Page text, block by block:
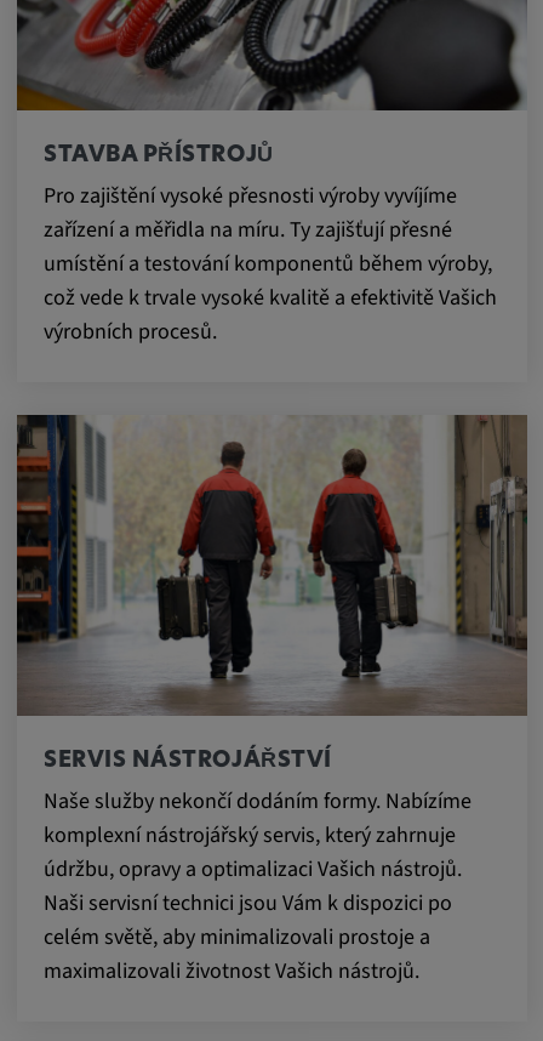
STAVBA PŘÍSTROJŮ
Pro zajištění vysoké přesnosti výroby vyvíjíme
zařízení a měřidla na míru. Ty zajišťují přesné
umístění a testování komponentů během výroby,
což vede k trvale vysoké kvalitě a efektivitě Vašich
výrobních procesů.
SERVIS NÁSTROJÁŘSTVÍ
Naše služby nekončí dodáním formy. Nabízíme
komplexní nástrojářský servis, který zahrnuje
údržbu, opravy a optimalizaci Vašich nástrojů.
Naši servisní technici jsou Vám k dispozici po
celém světě, aby minimalizovali prostoje a
maximalizovali životnost Vašich nástrojů.